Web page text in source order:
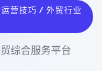
营技巧 / 外贸行业
综合服务平台